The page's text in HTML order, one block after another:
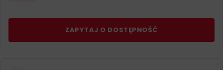
ZAPYTAJ O DOSTĘPNOŚĆ